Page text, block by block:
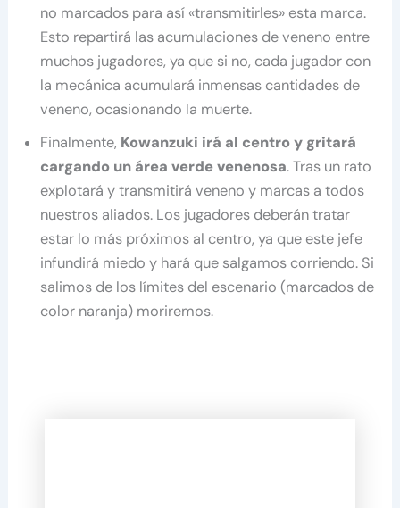
no marcados para así «transmitirles» esta marca.
Esto repartirá las acumulaciones de veneno entre
muchos jugadores, ya que si no, cada jugador con
la mecánica acumulará inmensas cantidades de
veneno, ocasionando la muerte.
Finalmente, Kowanzuki irá al centro y gritará
cargando un área verde venenosa. Tras un rato
explotará y transmitirá veneno y marcas a todos
nuestros aliados. Los jugadores deberán tratar
estar lo más próximos al centro, ya que este jefe
infundirá miedo y hará que salgamos corriendo. Si
salimos de los límites del escenario (marcados de
color naranja) moriremos.